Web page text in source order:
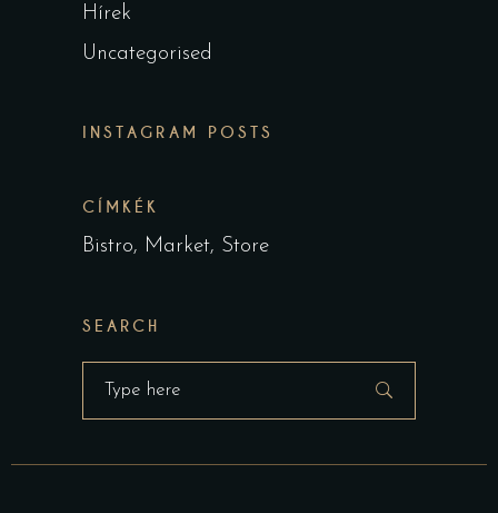
Hírek
Uncategorised
INSTAGRAM POSTS
CÍMKÉK
Bistro Market Store
SEARCH
Search